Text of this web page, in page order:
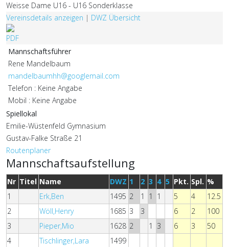
Weisse Dame U16 - U16 Sonderklasse
Vereinsdetails anzeigen | DWZ Übersicht
Mannschaftsführer
Rene Mandelbaum
mandelbaumhh@googlemail.com
Telefon : Keine Angabe
Mobil : Keine Angabe
Spiellokal
Emilie-Wüstenfeld Gymnasium
Gustav-Falke Straße 21
Routenplaner
Mannschaftsaufstellung
Nr Titel Name DWZ 1 2 3 4 5 Pkt. Spl. %
1
Erk,Ben 1495 2 1 1 1 5 4
12.5
2
Wöll,Henry 1685 3 3 6 2
100
3
Pieper,Mio 1628 2 1 3 6 3
50
4
Tischlinger,Lara
1499